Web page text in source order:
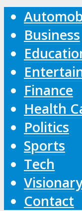
Business
Finance
Health
Politics
Sports
Tech
Contact